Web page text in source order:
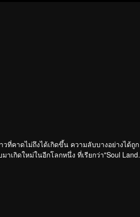
ที่คาดไม่ถึงได้เกิดขึ้น ความลับบางอย่างได้ถูก
เกิดใหม่ในอีกโลกหนึ่ง ที่เรียกว่า"Soul Land"
าด โดยในโลกนี้ผู้คนต่อสู้กันโดยใช้สิ่งที่เรียก